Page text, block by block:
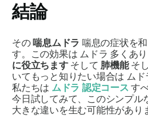
結論
その喘息ムドラ 喘息の症状を
す。この効果は ムドラ 多くあ
に役立ちますそして 肺機能そ
いてもっと知りたい場合は ムド
私たちは ムドラ 認定コース す
今日試してみて、このシンプル
大きな違いを生む可能性があり